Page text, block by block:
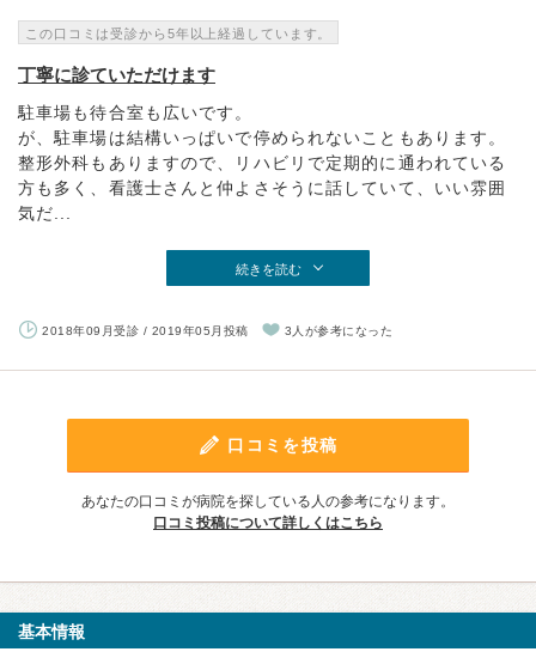
この口コミは受診から5年以上経過しています。
丁寧に診ていただけます
駐車場も待合室も広いです。
が、駐車場は結構いっぱいで停められないこともあります。
整形外科もありますので、リハビリで定期的に通われている
方も多く、看護士さんと仲よさそうに話していて、いい雰囲
気だ...
続きを読む
2018年09月受診 / 2019年05月投稿 3人が参考になった
口コミを投稿
あなたの口コミが病院を探している人の参考になります。
口コミ投稿について詳しくはこちら
基本情報